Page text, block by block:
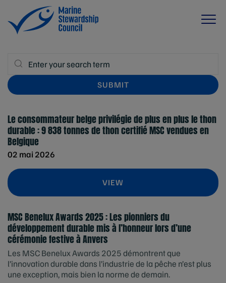
Le consommateur belge privilégie de plus en plus le thon
durable : 9 838 tonnes de thon certifié MSC vendues en
Belgique
02 mai 2026
VIEW
MSC Benelux Awards 2025 : Les pionniers du
développement durable mis à l’honneur lors d’une
cérémonie festive à Anvers
Les MSC Benelux Awards 2025 démontrent que
l’innovation durable dans l’industrie de la pêche n’est plus
une exception, mais bien la norme de demain.